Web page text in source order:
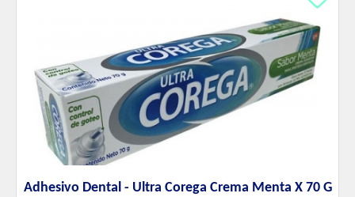
Adhesivo Dental - Ultra Corega Crema Menta X 70 G